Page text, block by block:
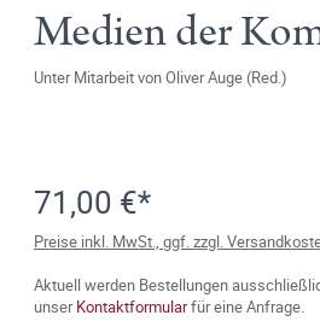
Medien der
Unter Mitarbeit vonOliver Auge (Red.)
71,00 €*
Preise inkl. MwSt., ggf. zzgl.
Aktuell werden Bestellungen
unserKontaktformularfür eine Anfrage.